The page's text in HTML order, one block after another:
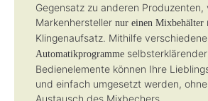
Gegensatz zu anderen
Markenhersteller nur einen Mixbehälter
Klingenaufsatz. Mithilfe
Automatikprogramme selbsterklärender
Bedienelemente können Ihre
und einfach umgesetzt werden,